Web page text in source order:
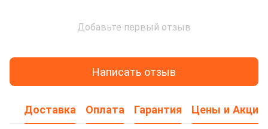
Добавьте первый отзыв
Написать отзыв
Доставка Оплата Гарантия Цены и Акции